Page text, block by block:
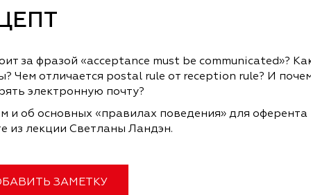
за фразой «acceptance must be communicated»?
Чем отличается postal rule от reception rule? И
электронную почту?
и об основных «правилах поведения» для
из лекции Светланы Ландэн.
ЗАМЕТКУ